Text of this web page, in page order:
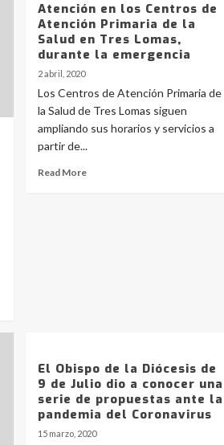
Atención en los Centros de
Atención Primaria de la
Salud en Tres Lomas,
durante la emergencia
2 abril, 2020
Los Centros de Atención Primaria de
la Salud de Tres Lomas siguen
ampliando sus horarios y servicios a
partir de...
Read More
El Obispo de la Diócesis de
9 de Julio dio a conocer una
serie de propuestas ante la
pandemia del Coronavirus
15 marzo, 2020